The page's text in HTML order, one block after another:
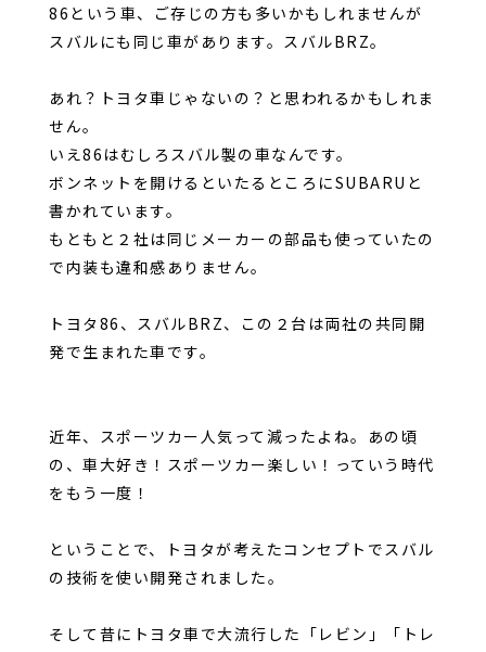
86という車、ご存じの方も多いかもしれませんが
スバルにも同じ車があります。スバルBRZ。
あれ？トヨタ車じゃないの？と思われるかもしれま
せん。
いえ86はむしろスバル製の車なんです。
ボンネットを開けるといたるところにSUBARUと
書かれています。
もともと２社は同じメーカーの部品も使っていたの
で内装も違和感ありません。
トヨタ86、スバルBRZ、この２台は両社の共同開
発で生まれた車です。
近年、スポーツカー人気って減ったよね。あの頃
の、車大好き！スポーツカー楽しい！っていう時代
をもう一度！
ということで、トヨタが考えたコンセプトでスバル
の技術を使い開発されました。
そして昔にトヨタ車で大流行した「レビン」「トレ